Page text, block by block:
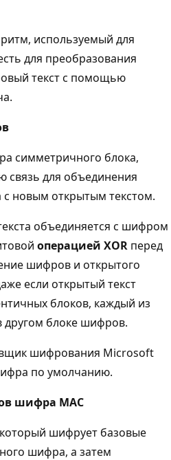
используемый для
для преобразования
текст с помощью
симметричного блока,
связь для объединения
новым открытым текстом.
объединяется с шифром
операцией XOR перед
шифров и открытого
если открытый текст
блоков, каждый из
другом блоке шифров.
шифрования Microsoft
по умолчанию.
шифра MAC
шифрует базовые
шифра, а затем